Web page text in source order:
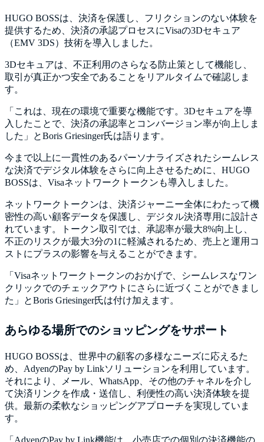
HUGO BOSSは、決済を保護し、フリクションのない体験を
提供するため、決済の承認プロセスにVisaの3Dセキュア
（EMV 3DS）技術を導入しました。
3Dセキュアは、不正利用のさらなる防止策として機能し、
取引が真正かつ安全であることをリアルタイムで確認しま
す。
「これは、現在の環境で重要な機能です。3Dセキュアを導
入したことで、決済の承認率とコンバージョン率が向上しま
した」とBoris Griesinger氏は語ります。
今まで以上に一貫性のあるパーソナライズされたシームレス
な決済でデジタル体験をさらに向上させるために、HUGO
BOSSは、Visaネットワークトークンも導入しました。
ネットワークトークンは、決済ジャーニー全体にわたって機
密性の高い顧客データを保護し、デジタル決済専用に設計さ
れています。トークン取引では、承認率が最大8%向上し、
不正のリスクが最大3分の1に軽減されるため、売上と運用コ
ストにプラスの影響を与えることができます。
「Visaネットワークトークンのおかげで、シームレスなワン
クリックでのチェックアウトにさらに近づくことができまし
た」とBoris Griesinger氏は付け加えます。
あらゆる場所でのショッピングをサポート
HUGO BOSSは、世界中の顧客の多様なニーズに応えるた
め、AdyenのPay by Linkソリューションを利用しています。
それにより、メール、WhatsApp、その他のチャネルを介し
て決済リンクを作成・送信し、利便性の高い決済体験を提
供。最新の柔軟なショッピングアプローチを実現していま
す。
「AdyenのPay by Link機能は、小売店での個別の決済機能の